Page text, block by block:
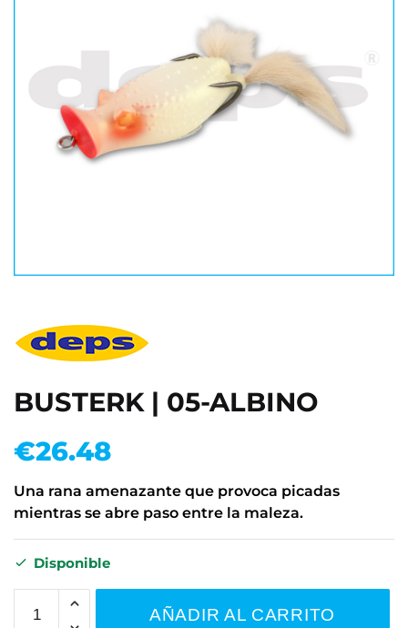
BUSTERK | 05-ALBINO
€26.48
Una rana amenazante que provoca picadas
mientras se abre paso entre la maleza.
Disponible
AÑADIR AL CARRITO